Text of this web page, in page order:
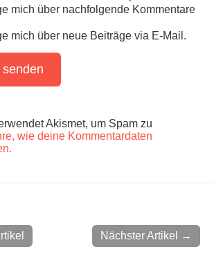
mich über nachfolgende Kommentare
mich über neue Beiträge via E-Mail.
Akismet, um Spam zu
wie deine Kommentardaten
Nächster Artikel →